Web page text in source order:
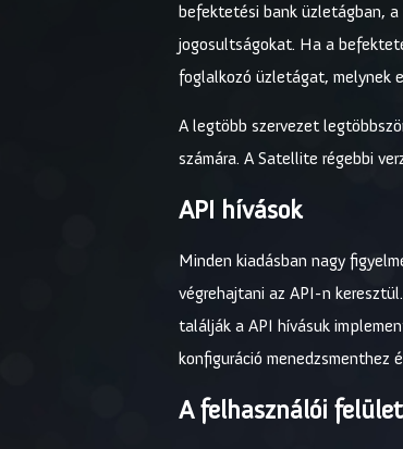
befektetési bank üzletágban,
jogosultságokat. Ha a
foglalkozó üzletágat, melynek
A legtöbb szervezet
számára. A Satellite régebbi
API hívások
Minden kiadásban nagy
végrehajtani az API-n
találják a API hívásuk
konfiguráció
A felhasználói